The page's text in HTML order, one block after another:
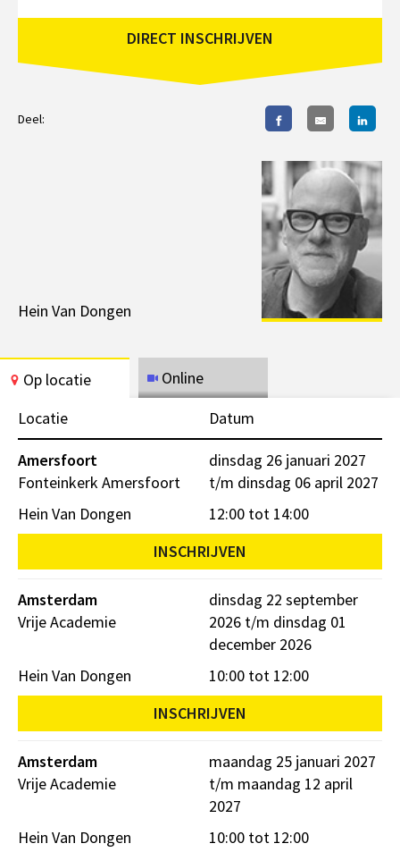
DIRECT INSCHRIJVEN
Deel:
Hein Van Dongen
Op locatie
Online
Locatie
Datum
Amersfoort
Fonteinkerk Amersfoort
dinsdag 26 januari 2027
t/m dinsdag 06 april 2027
12:00 tot 14:00
Hein Van Dongen
INSCHRIJVEN
Amsterdam
Vrije Academie
dinsdag 22 september
2026 t/m dinsdag 01
december 2026
10:00 tot 12:00
Hein Van Dongen
INSCHRIJVEN
Amsterdam
Vrije Academie
maandag 25 januari 2027
t/m maandag 12 april
2027
10:00 tot 12:00
Hein Van Dongen